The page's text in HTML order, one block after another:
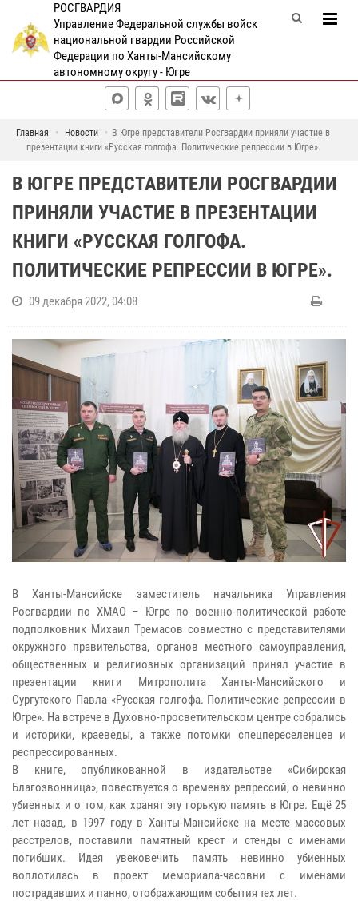
РОСГВАРДИЯ
Управление Федеральной службы войск
национальной гвардии Российской
Федерации по Ханты-Мансийскому
автономному округу - Югре
Главная Новости
В Югре представители Росгвардии приняли участие в
презентации книги «Русская голгофа. Политические репрессии в Югре».
В ЮГРЕ ПРЕДСТАВИТЕЛИ РОСГВАРДИИ
ПРИНЯЛИ УЧАСТИЕ В ПРЕЗЕНТАЦИИ
КНИГИ «РУССКАЯ ГОЛГОФА.
ПОЛИТИЧЕСКИЕ РЕПРЕССИИ В ЮГРЕ».
09 декабря 2022, 04:08
В Ханты-Мансийске заместитель начальника Управления
Росгвардии по ХМАО – Югре по военно-политической работе
подполковник Михаил Тремасов совместно с представителями
окружного правительства, органов местного самоуправления,
общественных и религиозных организаций принял участие в
презентации книги Митрополита Ханты-Мансийского и
Сургутского Павла «Русская голгофа. Политические репрессии в
Югре». На встрече в Духовно-просветительском центре собрались
и историки, краеведы, а также потомки спецпереселенцев и
респрессированных.
В книге, опубликованной в издательстве «Сибирская
Благозвонница», повествуется о временах репрессий, о невинно
убиенных и о том, как хранят эту горькую память в Югре. Ещё 25
лет назад, в 1997 году в Ханты-Мансийске на месте массовых
расстрелов, поставили памятный крест и стенды с именами
погибших. Идея увековечить память невинно убиенных
воплотилась в проект мемориала-часовни с именами
пострадавших и панно, отображающим события тех лет.